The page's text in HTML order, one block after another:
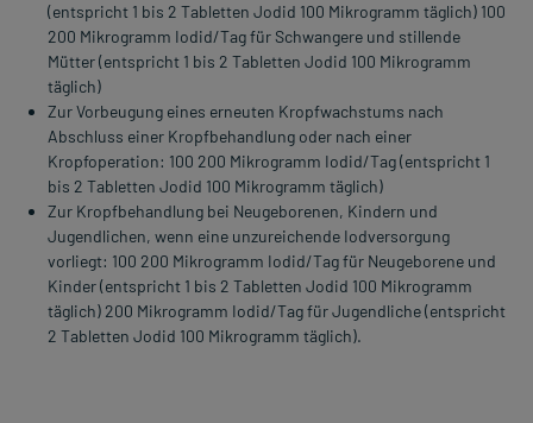
(entspricht 1 bis 2 Tabletten Jodid 100 Mikrogramm täglich) 100
200 Mikrogramm Iodid/Tag für Schwangere und stillende
Mütter (entspricht 1 bis 2 Tabletten Jodid 100 Mikrogramm
täglich)
Zur Vorbeugung eines erneuten Kropfwachstums nach
Abschluss einer Kropfbehandlung oder nach einer
Kropfoperation: 100 200 Mikrogramm Iodid/Tag (entspricht 1
bis 2 Tabletten Jodid 100 Mikrogramm täglich)
Zur Kropfbehandlung bei Neugeborenen, Kindern und
Jugendlichen, wenn eine unzureichende Iodversorgung
vorliegt: 100 200 Mikrogramm Iodid/Tag für Neugeborene und
Kinder (entspricht 1 bis 2 Tabletten Jodid 100 Mikrogramm
täglich) 200 Mikrogramm Iodid/Tag für Jugendliche (entspricht
2 Tabletten Jodid 100 Mikrogramm täglich).